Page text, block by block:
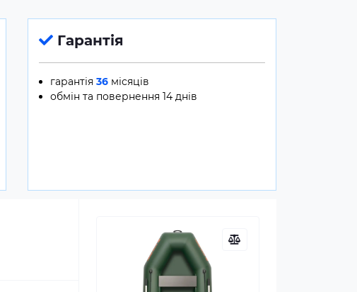
Гарантія
гарантія 36 місяців
обмін та повернення 14 днів